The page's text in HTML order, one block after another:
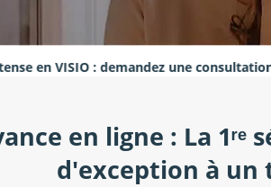
: demandez une consultation les
en ligne : La 1ʳᵉ
d'exception à un